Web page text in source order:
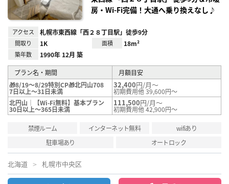
房・Wi-Fi完備！大通へ乗り換えなし♪
アクセス 札幌市東西線「西２８丁目駅」徒歩9分
間取り 1K 面積 18m²
築年数 1990年 12月 築
プラン名・期間
月額目安
🎁8/19～8/29特別CP🎁北円山708
7日以上～31日未満
32,400円/月～
初期費用他 39,600円～
北円山｜【Wi-Fi無料】基本プラン
30日以上～365日未満
111,500円/月～
初期費用他 42,900円～
禁煙ルーム インターネット無料
wifiあり
駐車場あり
オートロック
北海道 札幌市中央区